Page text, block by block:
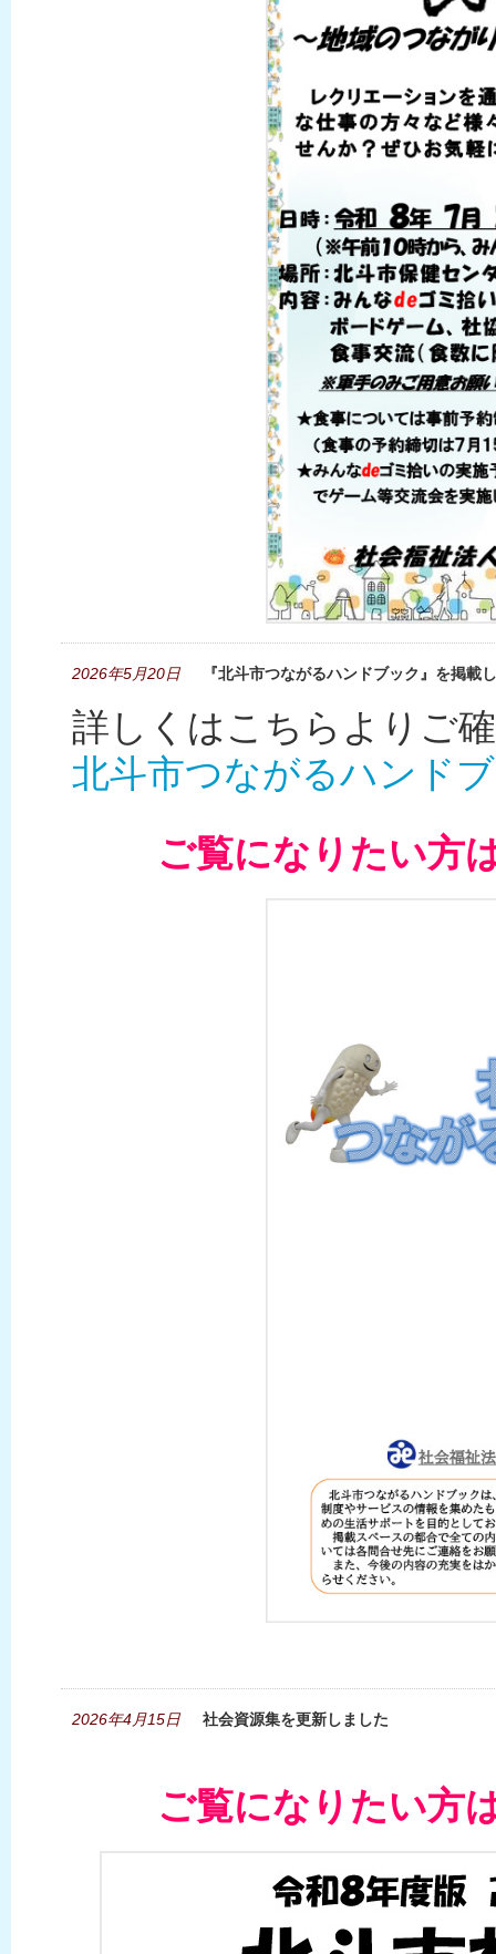
2026年5月20日 『北斗市つながるハンドブック』を掲載
詳しくはこちらよりご
北斗市つながるハンド
ご覧になりたい方
2026年4月15日 社会資源集を更新しました
ご覧になりたい方